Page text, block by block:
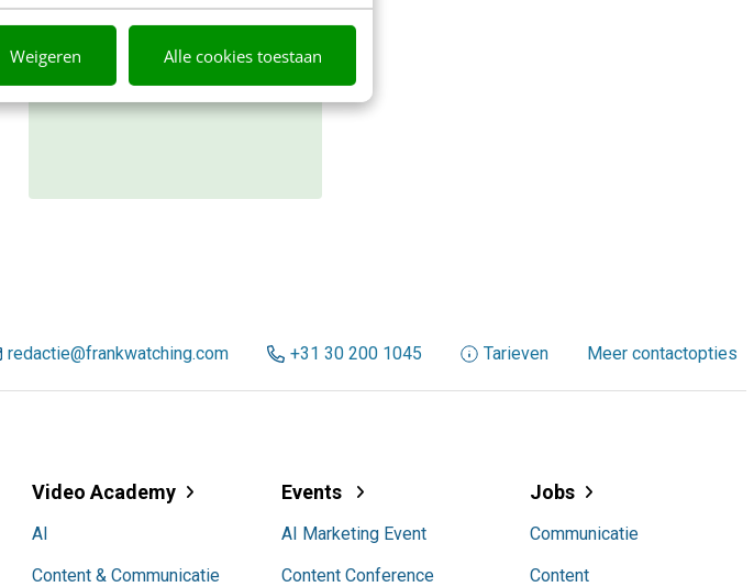
Weigeren Alle cookies toestaan
bekijk direct.
Meer weten
redactie@frankwatching.com +31 30 200 1045 Tarieven Meer contactopties
Video Academy
AI
Content & Communicatie
Events
AI Marketing Event
Content Conference
Jobs
Communicatie
Content